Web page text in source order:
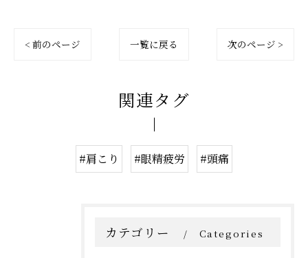
< 前のページ 一覧に戻る 次のページ >
関連タグ
#肩こり #眼精疲労 #頭痛
カテゴリー Categories